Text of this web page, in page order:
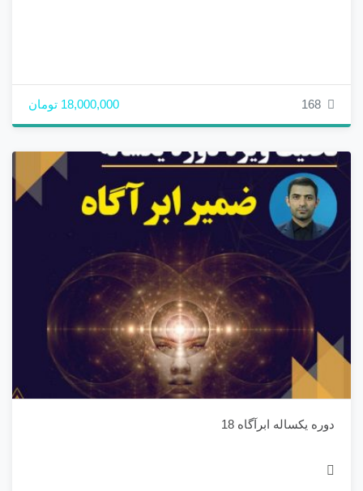
168 18,000,000 تومان
دوره یکساله ابرآگاه 18